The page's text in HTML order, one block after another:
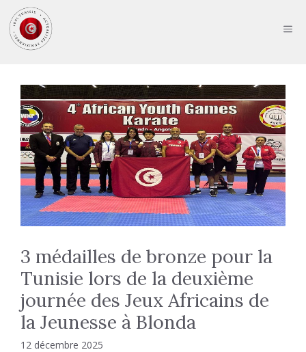
au
contenu
3 médailles de bronze pour la
Tunisie lors de la deuxième
journée des Jeux Africains de
la Jeunesse à Blonda
12 décembre 2025